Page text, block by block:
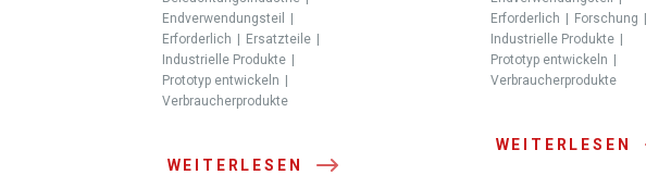
Endverwendungsteil
Erforderlich
Ersatzteile
Industrielle Produkte
Prototyp entwickeln
Verbraucherprodukte
WEITERLESEN
Erforderlich
Forschung
Industrielle Produkte
Prototyp entwickeln
Verbraucherprodukte
WEITERLESEN